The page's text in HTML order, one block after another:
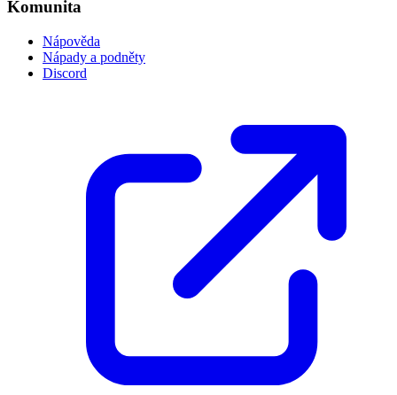
Komunita
Nápověda
Nápady a podněty
Discord